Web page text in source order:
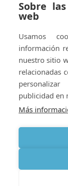
Fait livrer de
Organisiert
Gestiona la
mundo
Webmaster
Sobre
web
Usamos
información
nuestro sitio
relacionadas
publicidad en
Más